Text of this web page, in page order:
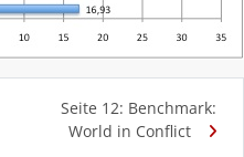
Seite 12: Benchmark:
World in Conflict